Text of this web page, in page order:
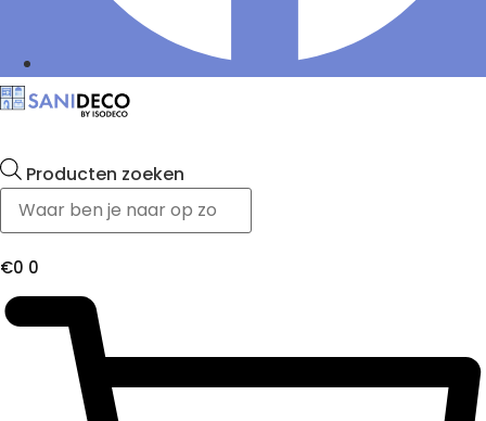
Producten zoeken
€0 0